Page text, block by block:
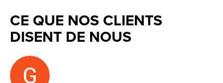
CE QUE NOS CLIENTS
DISENT DE NOUS
Testimonial items